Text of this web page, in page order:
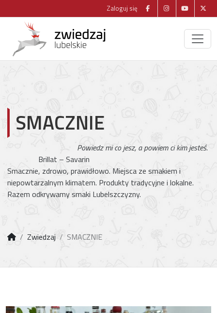
Zaloguj się
SMACZNIE
Powiedz mi co jesz, a powiem ci kim jesteś.
Brillat – Savarin
Smacznie, zdrowo, prawidłowo. Miejsca ze smakiem i
niepowtarzalnym klimatem. Produkty tradycyjne i lokalne.
Razem odkrywamy smaki Lubelszczyzny.
Zwiedzaj SMACZNIE